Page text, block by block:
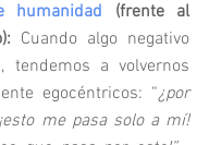
humanidad (frente al
Cuando algo negativo
tendemos a volvernos
egocéntricos: “¿por
me pasa solo a mí!